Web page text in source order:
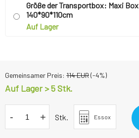
Größe der Transportbox: Maxi Box
140*90*110cm
Auf Lager
Gemeinsamer Preis: 114EUR(-4%)
Auf Lager > 5 Stk.
- + Stk. Essox